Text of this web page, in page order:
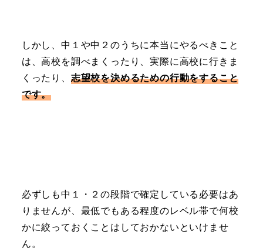
しかし、中１や中２のうちに本当にやるべきこと
は、高校を調べまくったり、実際に高校に行きま
くったり、 志望校を決めるための行動をすること
です。
必ずしも中１・２の段階で確定している必要はあ
りませんが、最低でもある程度のレベル帯で何校
かに絞っておくことはしておかないといけませ
ん。